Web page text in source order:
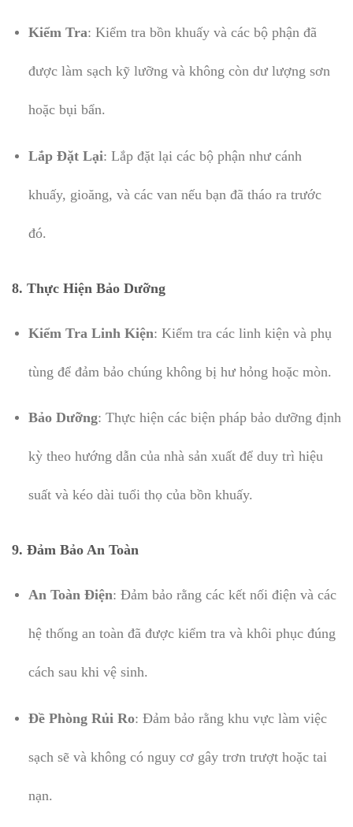
Kiểm Tra: Kiểm tra bồn khuấy và các bộ phận đã
được làm sạch kỹ lưỡng và không còn dư lượng sơn
hoặc bụi bẩn.
Lắp Đặt Lại: Lắp đặt lại các bộ phận như cánh
khuấy, gioăng, và các van nếu bạn đã tháo ra trước
đó.
8. Thực Hiện Bảo Dưỡng
Kiểm Tra Linh Kiện: Kiểm tra các linh kiện và phụ
tùng để đảm bảo chúng không bị hư hỏng hoặc mòn.
Bảo Dưỡng: Thực hiện các biện pháp bảo dưỡng định
kỳ theo hướng dẫn của nhà sản xuất để duy trì hiệu
suất và kéo dài tuổi thọ của bồn khuấy.
9. Đảm Bảo An Toàn
An Toàn Điện: Đảm bảo rằng các kết nối điện và các
hệ thống an toàn đã được kiểm tra và khôi phục đúng
cách sau khi vệ sinh.
Đề Phòng Rủi Ro: Đảm bảo rằng khu vực làm việc
sạch sẽ và không có nguy cơ gây trơn trượt hoặc tai
nạn.